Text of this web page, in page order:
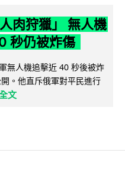
肉狩獵」 無人機
秒仍被炸傷
無人機追擊近 40 秒後被炸
。他直斥俄軍對平民進行
文